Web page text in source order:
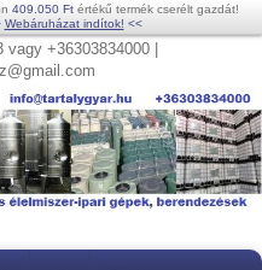
409.050 Ft értékű termék cserélt gazdát!
Webáruházat indítok! <<
vagy +36303834000 |